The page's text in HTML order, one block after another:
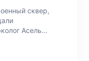
сквер,
Асель